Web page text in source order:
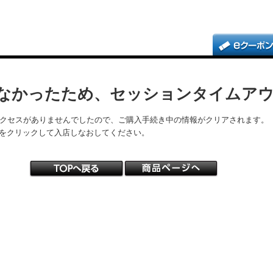
かったため、セッションタイムア
セスがありませんでしたので、ご購入手続き中の情報がクリアされます。
クリックして入店しなおしてください。